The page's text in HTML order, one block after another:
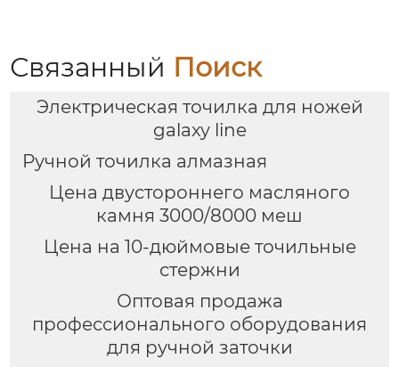
Связанный Поиск
Электрическая точилка для ножей
galaxy line
Ручной точилка алмазная
Цена двустороннего масляного
камня 3000/8000 меш
Цена на 10-дюймовые точильные
стержни
Оптовая продажа
профессионального оборудования
для ручной заточки